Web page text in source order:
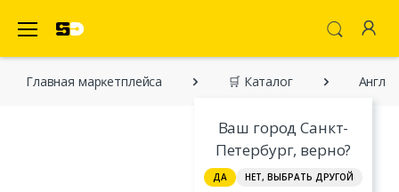
Ваш город Санкт-
Петербург, верно?
ДА НЕТ, ВЫБРАТЬ ДРУГОЙ
Главная марĸетплейса 🛒 Каталог